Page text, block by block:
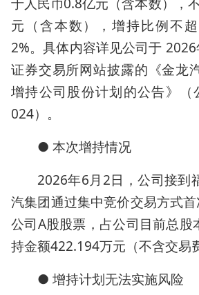
元（含本数），增持比例不
2%。具体内容详见公司于
证券交易所网站披露的《金龙
增持公司股份计划的公告》（
024）。
● 本次增持情况
2026年6月2日，公司接到
汽集团通过集中竞价交易方式
公司A股股票，占公司目前总股
持金额422.194万元（不含交易
● 增持计划无法实施风险